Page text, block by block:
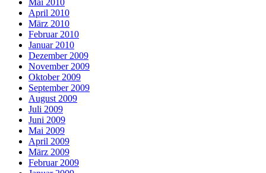
Mai 2010
April 2010
März 2010
Februar 2010
Januar 2010
Dezember 2009
November 2009
Oktober 2009
September 2009
August 2009
Juli 2009
Juni 2009
Mai 2009
April 2009
März 2009
Februar 2009